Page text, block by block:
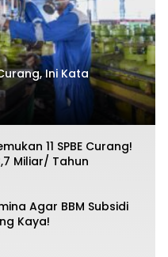
Ini Kata
11 SPBE Curang!
Miliar/ Tahun
Agar BBM Subsidi
Kaya!